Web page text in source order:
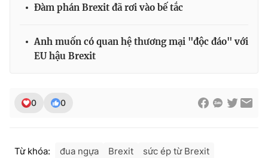
Cơ quan báo chí:Thời báo VTV
cấp ngày 29/12/2023
Tổng Biên tập:Vũ Thanh Thủy
Tổng đài VTV:
024.38 355 931 - 024.38 355 932
Liên hệ quảng cáo:024-7300.7108
Đàm phán Brexit đã rơi vào bế tắc
Anh muốn có quan hệ thương mại "độc đáo" với
EU hậu Brexit
0 0
Từ khóa: đua ngựa Brexit
sức ép từ Brexit